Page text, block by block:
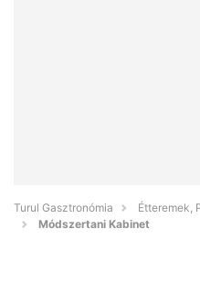
Turul Gasztronómia
Étteremek,
Módszertani Kabinet